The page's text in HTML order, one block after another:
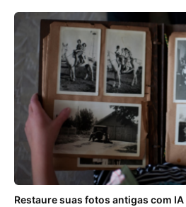
Restaure suas fotos antigas com